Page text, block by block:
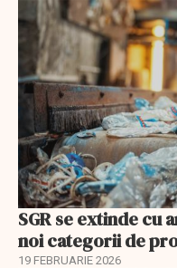
SGR se extinde cu
noi categorii de
19 FEBRUARIE 2026